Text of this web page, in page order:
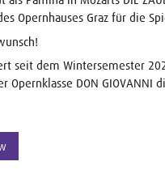
Opernhauses Graz für die
seit dem Wintersemester
Opernklasse DON